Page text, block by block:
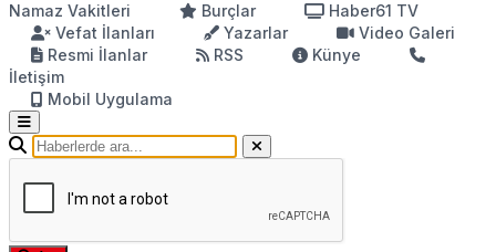
Namaz Vakitleri
Burçlar
Haber61 TV
Vefat İlanları
Yazarlar
Video Galeri
Resmi İlanlar
RSS
Künye
İletişim
Mobil Uygulama